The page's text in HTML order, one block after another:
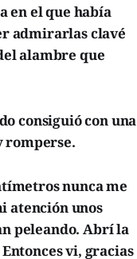
en el que había
admirarlas clavé
alambre que
consiguió con una
romperse.
nunca me
atención unos
peleando. Abrí la
vi, gracias